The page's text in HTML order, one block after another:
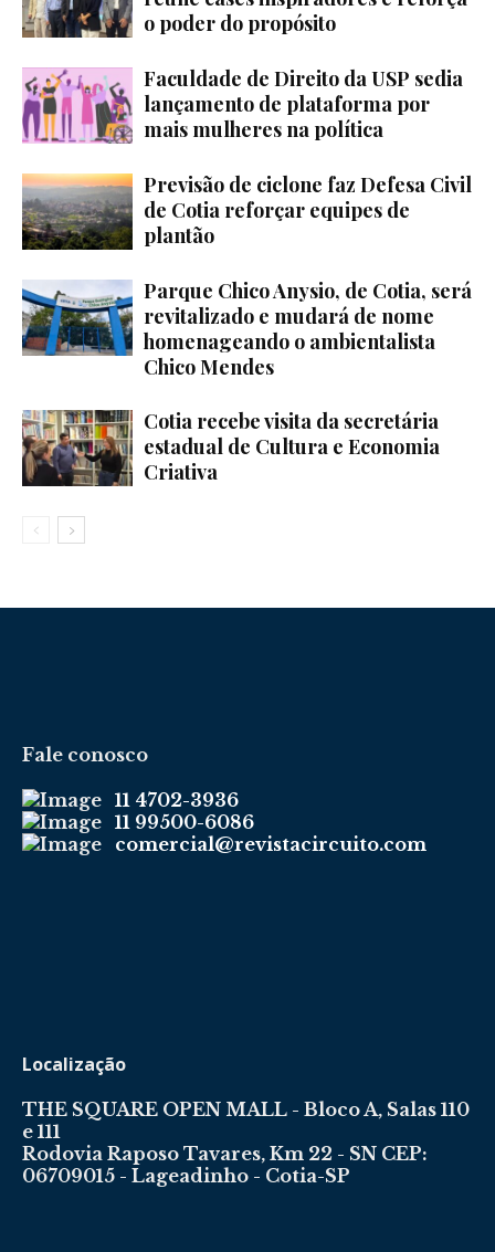
o poder do propósito
Faculdade de Direito da USP sedia
lançamento de plataforma por
mais mulheres na política
Previsão de ciclone faz Defesa Civil
de Cotia reforçar equipes de
plantão
Parque Chico Anysio, de Cotia, será
revitalizado e mudará de nome
homenageando o ambientalista
Chico Mendes
Cotia recebe visita da secretária
estadual de Cultura e Economia
Criativa
Fale conosco
11 4702-3936
11 99500-6086
comercial@revistacircuito.com
Localização
THE SQUARE OPEN MALL - Bloco A, Salas 110
e 111
Rodovia Raposo Tavares, Km 22 - SN CEP:
06709015 - Lageadinho - Cotia-SP